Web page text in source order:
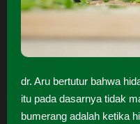
dr. Aru bertutur bahwa
itu pada dasarnya tidak
bumerang adalah ketika